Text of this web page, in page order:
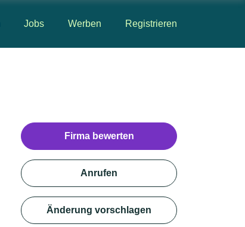
Jobs Werben Registrieren
Firma bewerten
Anrufen
Änderung vorschlagen